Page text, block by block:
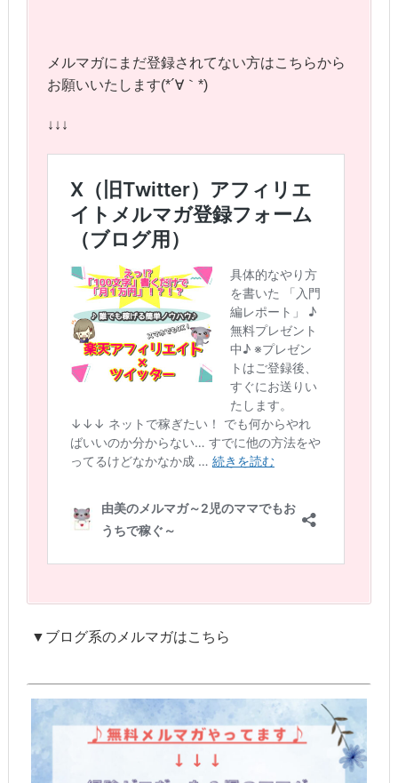
メルマガにまだ登録されてない方はこちらから
お願いいたします(*´∀｀*)
↓↓↓
▼ブログ系のメルマガはこちら